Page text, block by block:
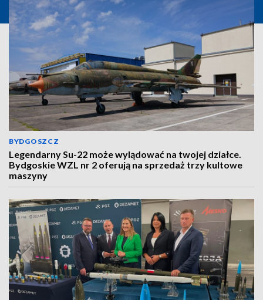
BYDGOSZCZ
Legendarny Su-22 może wylądować na twojej działce.
Bydgoskie WZL nr 2 oferują na sprzedaż trzy kultowe
maszyny